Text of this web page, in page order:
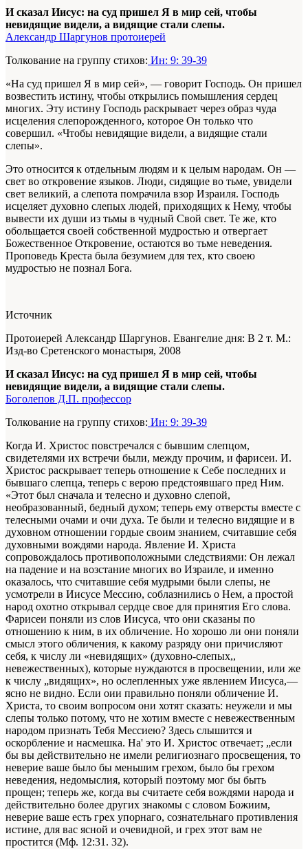
И сказал Иисус: на суд пришел Я в мир сей, чтобы
невидящие видели, а видящие стали слепы.
Александр Шаргунов протоиерей
Толкование на группу стихов: Ин: 9: 39-39
«На суд пришел Я в мир сей», — говорит Господь. Он пришел
возвестить истину, чтобы открылись помышления сердец
многих. Эту истину Господь раскрывает через образ чуда
исцеления слепорожденного, которое Он только что
совершил. «Чтобы невидящие видели, а видящие стали
слепы».
Это относится к отдельным людям и к целым народам. Он —
свет во откровение языков. Люди, сидящие во тьме, увидели
свет великий, а слепота помрачила взор Израиля. Господь
исцеляет духовно слепых людей, приходящих к Нему, чтобы
вывести их души из тьмы в чудный Свой свет. Те же, кто
обольщается своей собственной мудростью и отвергает
Божественное Откровение, остаются во тьме неведения.
Проповедь Креста была безумием для тех, кто своею
мудростью не познал Бога.
Источник
Протоиерей Александр Шаргунов. Евангелие дня: В 2 т. М.:
Изд-во Сретенского монастыря, 2008
И сказал Иисус: на суд пришел Я в мир сей, чтобы
невидящие видели, а видящие стали слепы.
Боголепов Д.П. профессор
Толкование на группу стихов: Ин: 9: 39-39
Когда И. Христос повстречался с бывшим слепцом,
свидетелями их встречи были, между прочим, и фарисеи. И.
Христос раскрывает теперь отношение к Себе последних и
бывшаго слепца, теперь с верою предстоявшаго пред Ним.
«Этот был сначала и телесно и духовно слепой,
необразованный, бедный духом; теперь ему отверсты вместе с
телесными очами и очи духа. Те были и телесно видящие и в
духовном отношении гордые своим знанием, считавшие себя
духовными вождями народа. Явление И. Христа
сопровождалось противоположными следствиями: Он лежал
на падение и на возстание многих во Израиле, и именно
оказалось, что считавшие себя мудрыми были слепы, не
усмотрели в Иисусе Мессию, соблазнились о Нем, а простой
народ охотно открывал сердце свое для принятия Его слова.
Фарисеи поняли из слов Иисуса, что они сказаны по
отношению к ним, в их обличение. Но хорошо ли они поняли
смысл этого обличения, к какому разряду они причисляют
себя, к числу ли «невидящих» (духовно-слепых,,
невежественных), которые нуждаются в просвещении, или же
к числу „видящих», но ослепленных уже явлением Иисуса,—
ясно не видно. Если оии правильно поняли обличение И.
Христа, то своим вопросом они хотят сказать: неужели и мы
слепы только потому, что не хотим вместе с невежественным
народом признать Тебя Мессиею? Здесь слышится и
оскорбление и насмешка. На' это И. Христос отвечает; „если
бы вы действительно не имели религиознаго просвещения, то
неверие ваше было бы меньшим грехом, было бы грехом
неведения, недомыслия, который поэтому мог бы быть
прощен; теперь же, когда вы считаете себя вождями народа и
действительно более других знакомы с словом Божиим,
неверие ваше есть грех упорнаго, сознательнаго противления
истине, для вас ясной и очевидной, и грех этот вам не
простится (Мф. 12:31. 32).